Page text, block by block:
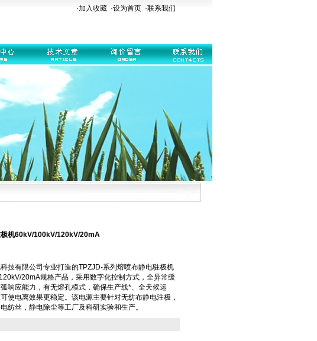
·加入收藏 ·设为首页 ·联系我们
机60kV/100kV/120kV/20mA
技有限公司专业打造的TPZJD-系列熔喷布静电驻极机
20mA规格产品，采用数字化控制方式，全异常缓
响应能力，有无熔孔模式，确保生产线*、全天候运
使电离效果更稳定。该电源主要针对无纺布静电注极，
纺丝，静电除尘等工厂及科研实验和生产。